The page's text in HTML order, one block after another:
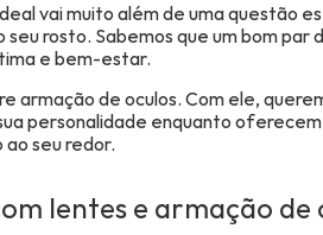
vai muito além de uma questão
rosto. Sabemos que um bom par
e bem-estar.
armação de oculos. Com ele,
personalidade enquanto
seu redor.
lentes e armação